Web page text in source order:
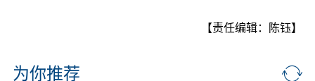
【责任编辑：陈钰】
为你推荐